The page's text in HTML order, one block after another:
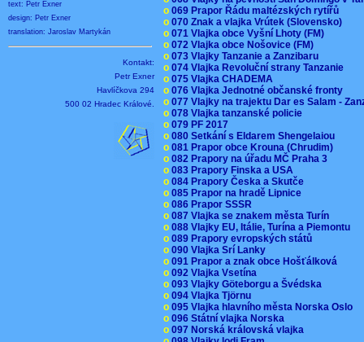
text: Petr Exner
design: Petr Exner
translation: Jaroslav Martykán
Kontakt:
Petr Exner
Havlíčkova 294
500 02 Hradec Králové.
o 069 Prapor Řádu maltézských rytířů
o 070 Znak a vlajka Vrútek (Slovensko)
o 071 Vlajka obce Vyšní Lhoty (FM)
o 072 Vlajka obce Nošovice (FM)
o 073 Vlajky Tanzanie a Zanzibaru
o 074 Vlajka Revoluční strany Tanzanie
o 075 Vlajka CHADEMA
o 076 Vlajka Jednotné občanské fronty
o 077 Vlajky na trajektu Dar es Salam -
o 078 Vlajka tanzanské policie
o 079 PF 2017
o 080 Setkání s Eldarem Shengelaiou
o 081 Prapor obce Krouna (Chrudim)
o 082 Prapory na úřadu MČ Praha 3
o 083 Prapory Finska a USA
o 084 Prapory Česka a Skutče
o 085 Prapor na hradě Lipnice
o 086 Prapor SSSR
o 087 Vlajka se znakem města Turín
o 088 Vlajky EU, Itálie, Turína a Piemontu
o 089 Prapory evropských států
o 090 Vlajka Srí Lanky
o 091 Prapor a znak obce Hošťálková
o 092 Vlajka Vsetína
o 093 Vlajky Göteborgu a Švédska
o 094 Vlajka Tjörnu
o 095 Vlajka hlavního města Norska Oslo
o 096 Státní vlajka Norska
o 097 Norská královská vlajka